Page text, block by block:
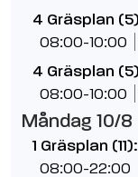
4 Gräsplan
08:00-10:00
4 Gräsplan
08:00-10:00
Måndag 10/8
1 Gräsplan (11):
08:00-22:00